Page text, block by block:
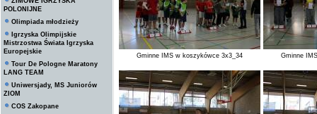
POLONIJNE
Olimpiada młodzieży
Igrzyska Olimpijskie
Mistrzostwa Świata Igrzyska
Europejskie
Tour De Pologne Maratony
LANG TEAM
Uniwersjady, MS Juniorów
ZIOM
COS Zakopane
Gminne IMS w koszykówce 3x3_34 Gminne